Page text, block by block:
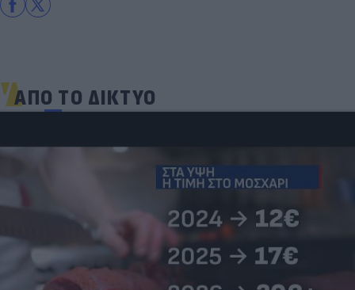
ΑΠΟ ΤΟ ΔΙΚΤΥΟ